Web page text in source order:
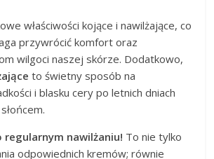
właściwości kojące i nawilżające, co
przywrócić komfort oraz
wilgoci naszej skórze. Dodatkowo,
to świetny sposób na
i blasku cery po letnich dniach
regularnym nawilżaniu! To nie tylko
odpowiednich kremów; równie